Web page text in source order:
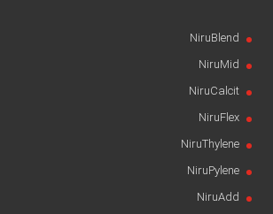
NiruBlend
NiruMid
NiruCalcit
NiruFlex
NiruThylene
NiruPylene
NiruAdd